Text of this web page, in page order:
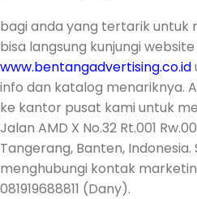
bagi anda yang tertarik untuk
bisa langsung kunjungi
www.bentangadvertising.co.id
info dan katalog menariknya.
ke kantor pusat kami untuk
Jalan AMD X No.32 Rt.001
Tangerang, Banten,
menghubungi kontak
081919688811 (Dany).